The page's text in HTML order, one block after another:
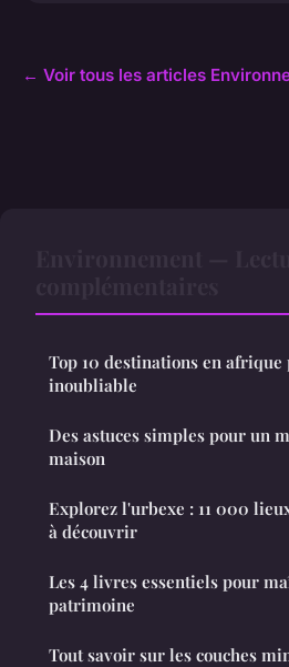
← Voir tous les articles
Top 10 destinations en afrique
inoubliable
Des astuces simples pour un
maison
Explorez l'urbexe : 11 000
à découvrir
Les 4 livres essentiels pour
patrimoine
Tout savoir sur les couches